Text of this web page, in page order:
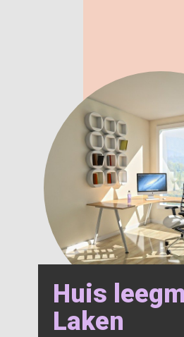
Huis
Laken